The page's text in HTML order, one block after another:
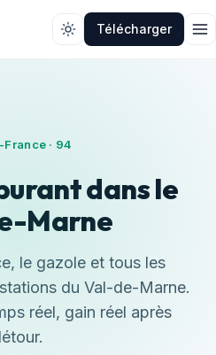
Télécharger
· 94
dans le
Marne
le gazole et tous les
du Val-de-Marne.
réel, gain réel après